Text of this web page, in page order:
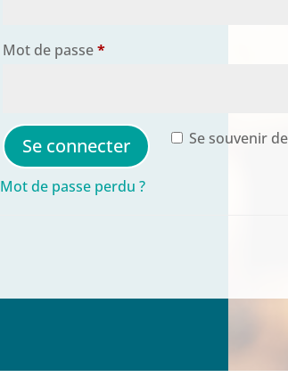
Mot de passe*Obligatoire
Se souvenir
Se connecter
Mot de passe perdu ?